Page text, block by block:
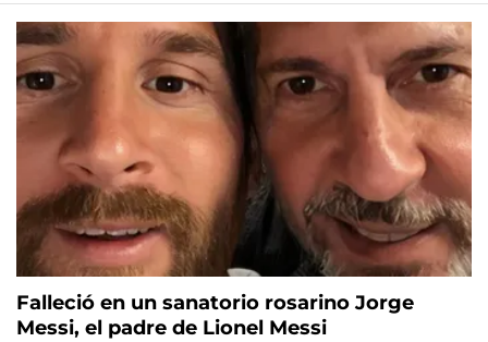
Falleció en un sanatorio rosarino Jorge
Messi, el padre de Lionel Messi